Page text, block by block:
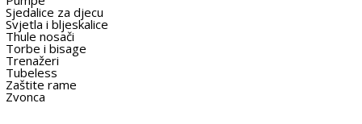
Sjedalice za djecu
Svjetla i bljeskalice
Thule nosači
Torbe i bisage
Trenažeri
Tubeless
Zaštite rame
Zvonca